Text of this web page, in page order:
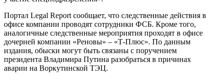
Портал Legal Report сообщает, что следственные действия в
офисе компании проводят сотрудники ФСБ. Кроме того,
аналогичные следственные мероприятия проходят в офисе
дочерней компании «Реновы» – «Т-Плюс». По данным
издания, обыски могут быть связаны с поручением
президента Владимира Путина разобраться в причинах
аварии на Воркутинской ТЭЦ.